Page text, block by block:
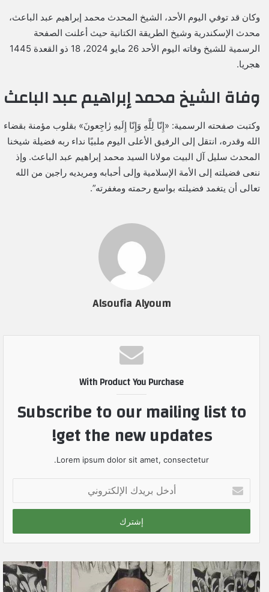
وكان قد توفي اليوم الأحد، الشيخ المحدث محمد إبراهيم عبد الباعث،
محدث الإسكندرية وشيخ الطريقة الكتانية حيث أعلنت الصفحة
الرسمية للشيخ وفاته اليوم الأحد 26 مايو 2024، 18 ذو القعدة 1445
هجريا.
وفاة الشيخ محمد إبراهيم عبد الباعث
وكتبت صفحته الرسمية: «إِنّا لِلَّهِ وَإِنّا إِلَيهِ رٰاجِعونَ» بقلوب مؤمنة بقضاء
الله وقدره، انتقل إلى الرفيق الأعلى اليوم ملبيًا نداء ربه فضيلة شيخنا
المحدث سليل آل البيت مولانا السيد محمد إبراهيم عبد الباعث. وإذ
ننعى فضيلته إلى الأمة الإسلامية وإلى أحبابه ومريديه راجين من الله
تعالى أن يتغمد فضيلته بواسع رحمته ومغفرته”.
Alsoufia Alyoum
With Product You Purchase
Subscribe to our mailing list to
get the new updates!
Lorem ipsum dolor sit amet, consectetur.
خ
ب
ي
د
ك